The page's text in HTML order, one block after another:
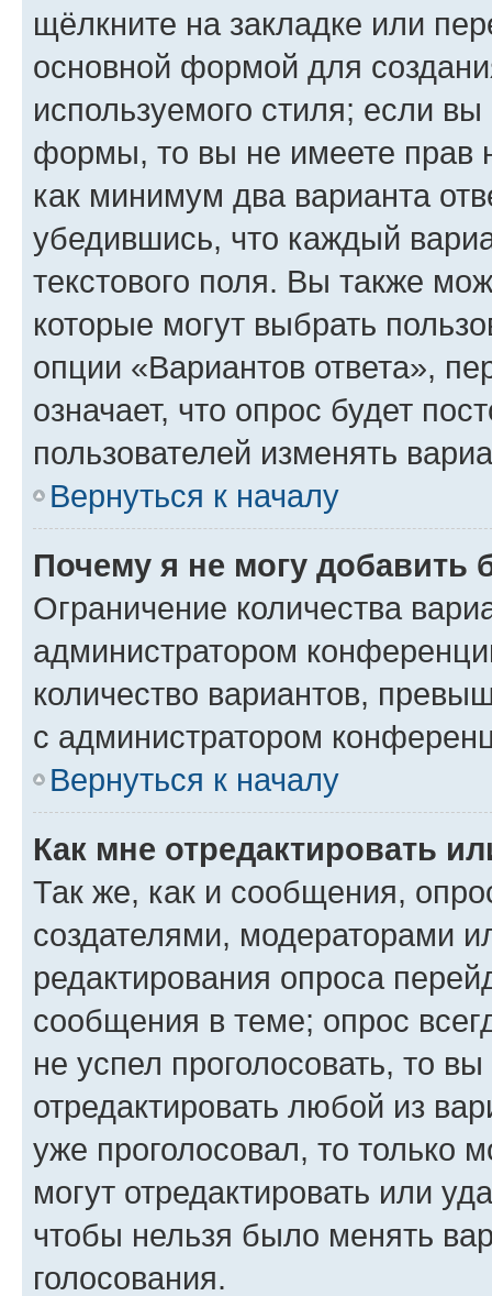
щёлкните на закладке или
основной формой для
используемого стиля; если
формы, то вы не имеете прав
как минимум два варианта
убедившись, что каждый
текстового поля. Вы также
которые могут выбрать
опции «Вариантов ответа»,
означает, что опрос будет
пользователей изменять
Вернуться к началу
Почему я не могу добавить
Ограничение количества
администратором
количество вариантов,
с администратором
Вернуться к началу
Как мне отредактировать
Так же, как и сообщения,
создателями, модераторами
редактирования опроса
сообщения в теме; опрос
не успел проголосовать, то
отредактировать любой из
уже проголосовал, то только
могут отредактировать или
чтобы нельзя было менять
голосования.